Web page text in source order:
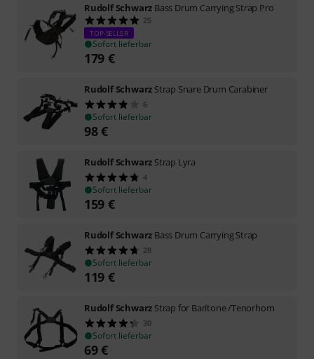
Rudolf Schwarz Bass Drum Carrying Strap Pro
25
TOP-SELLER
Sofort lieferbar
179 €
Rudolf Schwarz Strap Snare Drum Carabiner
6
Sofort lieferbar
98€
Rudolf Schwarz Strap Lyra
4
Sofort lieferbar
159 €
Rudolf Schwarz Bass Drum Carrying Strap
28
Sofort lieferbar
119 €
Rudolf Schwarz Strap for Baritone /Tenorhorn
30
Sofort lieferbar
69€